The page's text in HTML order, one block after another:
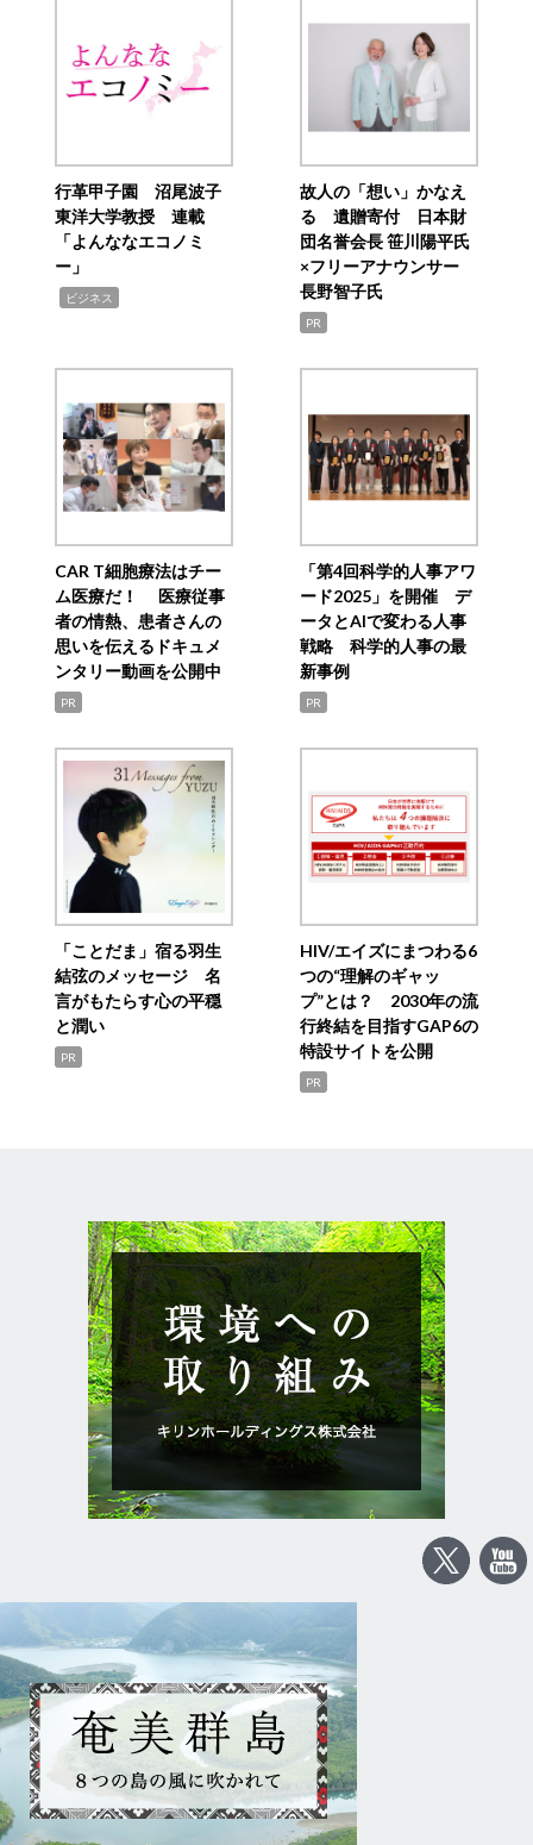
行革甲子園 沼尾波子
東洋大学教授 連載
「よんななエコノミ
ー」
ビジネス
故人の「想い」かなえ
る 遺贈寄付 日本財
団名誉会長 笹川陽平氏
×フリーアナウンサー
長野智子氏
PR
CAR T細胞療法はチー
ム医療だ！ 医療従事
者の情熱、患者さんの
思いを伝えるドキュメ
ンタリー動画を公開中
PR
「第4回科学的人事アワ
ード2025」を開催 デ
ータとAIで変わる人事
戦略 科学的人事の最
新事例
PR
「ことだま」宿る羽生
結弦のメッセージ 名
言がもたらす心の平穏
と潤い
PR
HIV/エイズにまつわる6
つの“理解のギャッ
プ”とは？ 2030年の流
行終結を目指すGAP6の
特設サイトを公開
PR